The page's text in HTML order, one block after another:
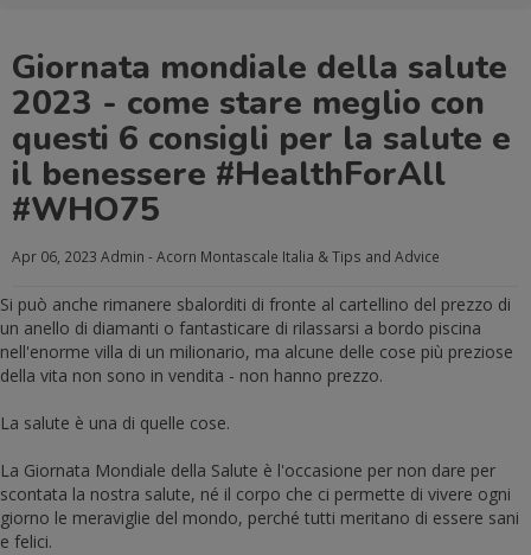
Giornata mondiale della salute
2023 - come stare meglio con
questi 6 consigli per la salute e
il benessere #HealthForAll
#WHO75
Apr 06, 2023 Admin - Acorn Montascale Italia & Tips and Advice
Si può anche rimanere sbalorditi di fronte al cartellino del prezzo di
un anello di diamanti o fantasticare di rilassarsi a bordo piscina
nell'enorme villa di un milionario, ma alcune delle cose più preziose
della vita non sono in vendita - non hanno prezzo.
La salute è una di quelle cose.
La Giornata Mondiale della Salute è l'occasione per non dare per
scontata la nostra salute, né il corpo che ci permette di vivere ogni
giorno le meraviglie del mondo, perché tutti meritano di essere sani
e felici.